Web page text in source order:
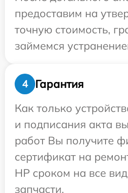
предоставим на
точную стоимость,
займемся
4
Гарантия
Как только
и подписания акта
работ Вы получите
сертификат на
HP сроком на все
запчасти.